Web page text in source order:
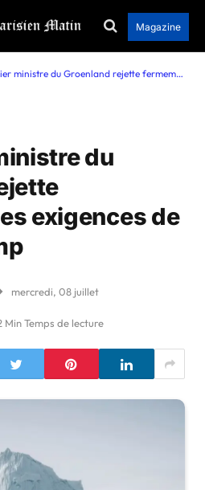
Magazine
du Groenland rejette fermement les exigences de Donald Trump
du
exigences de
mercredi, 08 juillet
Min Temps de lecture